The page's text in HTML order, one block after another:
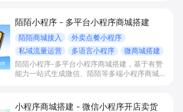
短下单路径、沉淀私域会员并提升转化与复购。
陌陌小程序 - 多平台小程序商城搭建
陌陌商城接入
外卖点餐小程序
私域流量运营
多语言小程序
微商城搭建
陌陌小程序-多平台小程序商城搭建，基于有赞
能力一站式生成微信、陌陌等多端小程序商城，
复购增长。
小程序商城搭建 - 微信小程序开店卖货